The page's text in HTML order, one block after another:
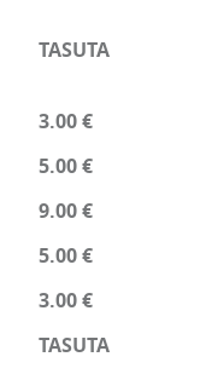
TASUTA
3.00 €
5.00 €
9.00 €
5.00 €
3.00 €
TASUTA